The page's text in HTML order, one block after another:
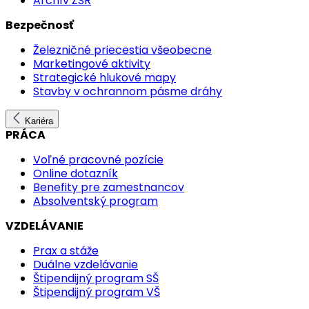
Bezpečnosť
Železničné priecestia všeobecne
Marketingové aktivity
Strategické hlukové mapy
Stavby v ochrannom pásme dráhy
Kariéra
PRÁCA
Voľné pracovné pozície
Online dotazník
Benefity pre zamestnancov
Absolventský program
VZDELÁVANIE
Prax a stáže
Duálne vzdelávanie
Štipendijný program SŠ
Štipendijný program VŠ